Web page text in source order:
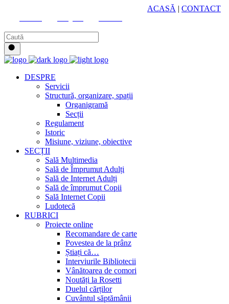
ACASĂ | CONTACT
DESPRE
Servicii
Structură, organizare, spații
Organigramă
Secții
Regulament
Istoric
Misiune, viziune, obiective
SECȚII
Sală Multimedia
Sală de Împrumut Adulți
Sală de Internet Adulți
Sală de împrumut Copii
Sală Internet Copii
Ludotecă
RUBRICI
Proiecte online
Recomandare de carte
Povestea de la prânz
Știați că…
Interviurile Bibliotecii
Vânătoarea de comori
Noutăți la Rosetti
Duelul cărților
Cuvântul săptămânii